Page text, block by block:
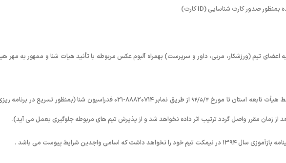
تیم (ورزشکار، مربی، داور و سرپرست) بهمراه آلبوم عکس مربوطه با تأئید هیات شنا و ممهور به مهر
۹۴/۵/۳
از طریق نمابر ۸۸۸۲۰۷۱۴-۰۲۱ فدراسیون شنا (بمنظور تسریع در برنامه
از زمان مقرر واصل گردد ترتیب اثر داده نخواهد شد و از پذیرش تیم های مربوطه جلوگیری بعمل می آید).
که اسامی واجدین شرایط پیوست می باشد .